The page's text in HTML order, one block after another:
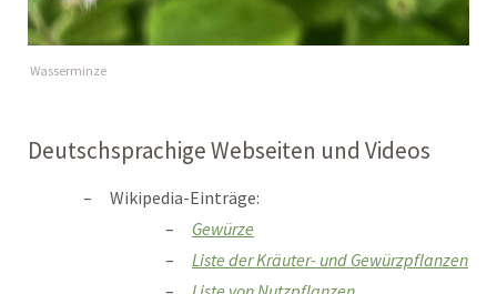
Wasserminze
Deutschsprachige Webseiten und Videos
Wikipedia-Einträge:
Gewürze
Liste der Kräuter- und Gewürzpflanzen